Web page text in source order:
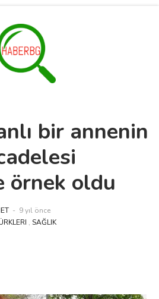
bir annenin
örnek oldu
9 yıl önce
, SAĞLIK